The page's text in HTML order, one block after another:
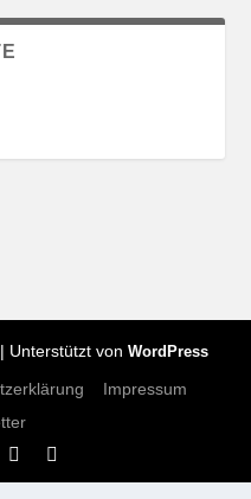
Unterstützt von WordPress
Impressum